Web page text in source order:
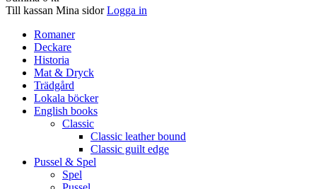
Till kassan Mina sidor Logga in
Romaner
Deckare
Historia
Mat & Dryck
Trädgård
Lokala böcker
English books
Classic
Classic leather bound
Classic guilt edge
Pussel & Spel
Spel